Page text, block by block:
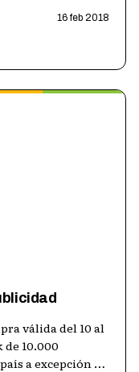
16 feb 2018
válida del 10 al
10.000
a excepción de